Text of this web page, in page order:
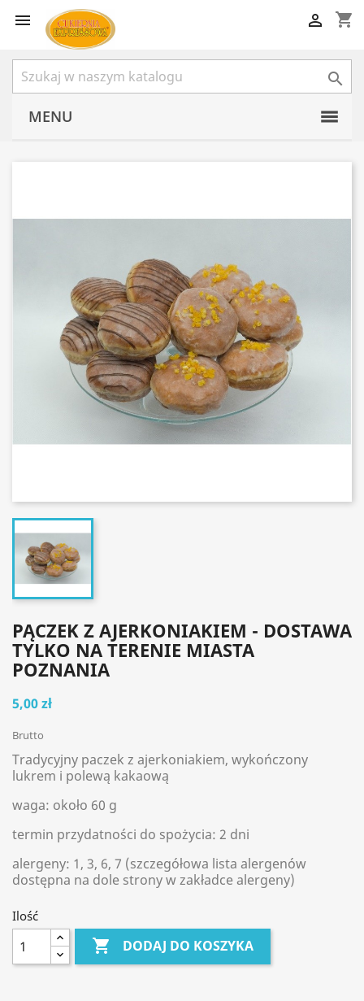
 shopping_cart


MENU
PĄCZEK Z AJERKONIAKIEM - DOSTAWA
TYLKO NA TERENIE MIASTA
POZNANIA
5,00 zł
Brutto
Tradycyjny paczek z ajerkoniakiem, wykończony
lukrem i polewą kakaową
waga: około 60 g
termin przydatności do spożycia: 2 dni
alergeny: 1, 3, 6, 7 (szczegółowa lista alergenów
dostępna na dole strony w zakładce alergeny)
Ilość
 DODAJ DO KOSZYKA